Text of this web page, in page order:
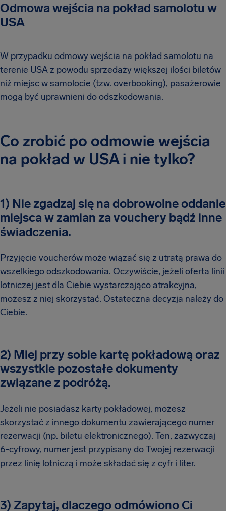
Odmowa wejścia na pokład samolotu w
USA
W przypadku odmowy wejścia na pokład samolotu na
terenie USA z powodu sprzedaży większej ilości biletów
niż miejsc w samolocie (tzw. overbooking), pasażerowie
mogą być uprawnieni do odszkodowania.
Co zrobić po odmowie wejścia
na pokład w USA i nie tylko?
1) Nie zgadzaj się na dobrowolne oddanie
miejsca w zamian za vouchery bądź inne
świadczenia.
Przyjęcie voucherów może wiązać się z utratą prawa do
wszelkiego odszkodowania. Oczywiście, jeżeli oferta linii
lotniczej jest dla Ciebie wystarczająco atrakcyjna,
możesz z niej skorzystać. Ostateczna decyzja należy do
Ciebie.
2) Miej przy sobie kartę pokładową oraz
wszystkie pozostałe dokumenty
związane z podróżą.
Jeżeli nie posiadasz karty pokładowej, możesz
skorzystać z innego dokumentu zawierającego numer
rezerwacji (np. biletu elektronicznego). Ten, zazwyczaj
6-cyfrowy, numer jest przypisany do Twojej rezerwacji
przez linię lotniczą i może składać się z cyfr i liter.
3) Zapytaj, dlaczego odmówiono Ci